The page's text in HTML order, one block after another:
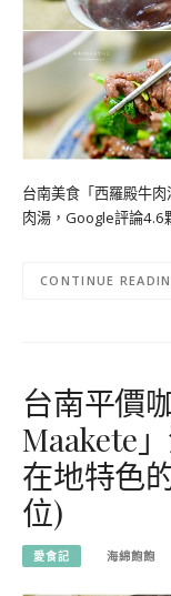
台南美食「西羅殿牛
肉湯，Google評論
CONTINUE
台南平價
Maakete
在地特色
位)
愛食記 海綿飽飽